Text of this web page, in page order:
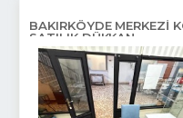
BAKIRKÖYDE MERKEZİ
SATILIK DÜKKAN